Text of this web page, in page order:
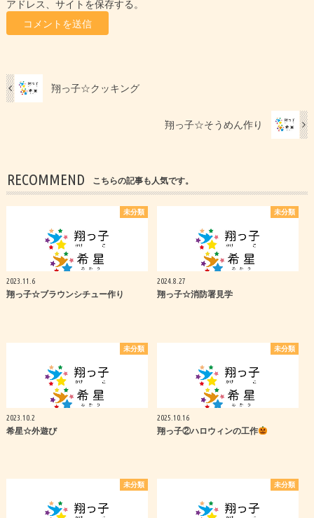
アドレス、サイトを保存する。
翔っ子☆クッキング
翔っ子☆そうめん作り
RECOMMEND こちらの記事も人気です。
未分類
2023.11.6
翔っ子☆ブラウンシチュー作り
未分類
2024.8.27
翔っ子☆消防署見学
未分類
2023.10.2
希星☆外遊び
未分類
2025.10.16
翔っ子②ハロウィンの工作
未分類 未分類